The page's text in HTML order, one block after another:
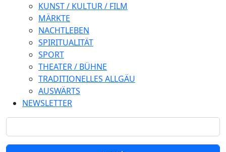
KUNST / KULTUR / FILM
MÄRKTE
NACHTLEBEN
SPIRITUALITÄT
SPORT
THEATER / BÜHNE
TRADITIONELLES ALLGÄU
AUSWÄRTS
NEWSLETTER